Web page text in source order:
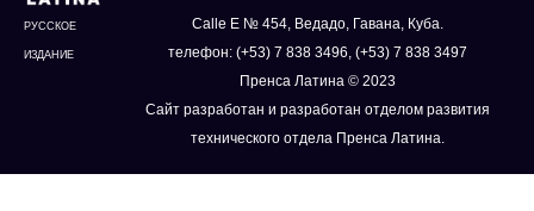
РУССКОЕ
ИЗДАНИЕ
Calle E № 454, Ведадо, Гавана, Куба.
телефон: (+53) 7 838 3496, (+53) 7 838 3497
Пренса Латина © 2023
Сайт разработан и разработан отделом развития
технического отдела Пренса Латина.